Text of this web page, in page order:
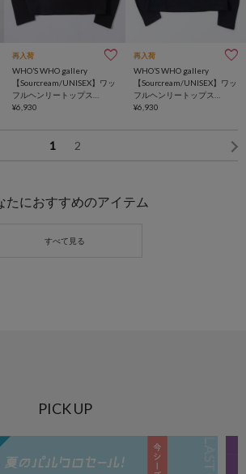
再入荷
WHO’S WHO gallery
【Sourcream/UNISEX】ワッ
フルヘンリートップス
[26AW]
¥6,930
再入荷
WHO’S WHO gallery
【Sourcream/UNISEX】ワッ
フルヘンリートップス
[26AW]
¥6,930
1 2
たにおすすめのアイテム
PICK UP